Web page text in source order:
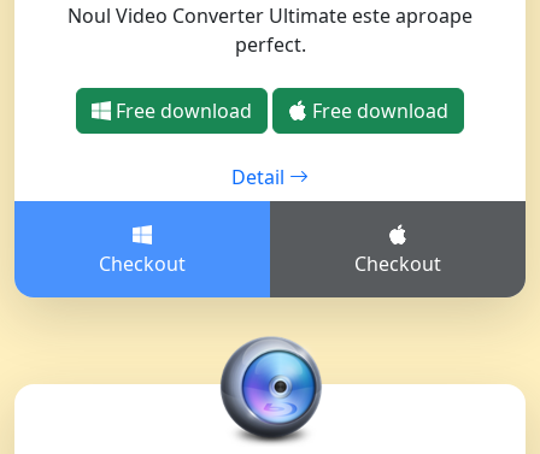
Noul Video Converter Ultimate este aproape
perfect.
Free download Free download
Detail
Checkout Checkout